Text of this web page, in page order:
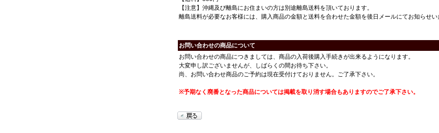
【注意】沖縄及び離島にお住まいの方は別途離島送料を頂いております。
離島送料が必要なお客様には、購入商品の金額と送料を合わせた金額を後日メールにてお知らせい
お問い合わせの商品について
お問い合わせの商品につきましては、商品の入荷後購入手続きが出来るようになります。
大変申し訳ございませんが、しばらくの間お待ち下さい。
尚、お問い合わせ商品のご予約は現在受付けておりません。ご了承下さい。
※予期なく廃番となった商品については掲載を取り消す場合もありますのでご了承下さい。